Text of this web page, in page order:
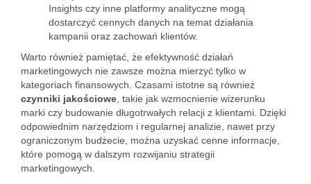
Insights czy inne platformy analityczne mogą
dostarczyć cennych danych na temat działania
kampanii oraz zachowań klientów.
Warto również pamiętać, że efektywność działań
marketingowych nie zawsze można mierzyć tylko w
kategoriach finansowych. Czasami istotne są również
czynniki jakościowe , takie jak wzmocnienie wizerunku
marki czy budowanie długotrwałych relacji z klientami. Dzięki
odpowiednim narzędziom i regularnej analizie, nawet przy
ograniczonym budżecie, można uzyskać cenne informacje,
które pomogą w dalszym rozwijaniu strategii
marketingowych.